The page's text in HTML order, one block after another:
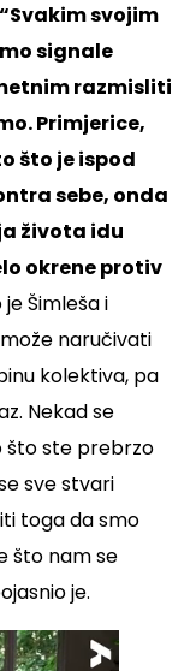
“Svakim svojim
signale
razmisliti
Primjerice,
što je ispod
sebe, onda
života idu
okrene protiv
je Šimleša i
naručivati
kolektiva, pa
Nekad se
što ste prebrzo
sve stvari
toga da smo
što nam se
je.